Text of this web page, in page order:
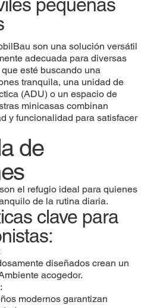
son una solución versátil
adecuada para diversas
esté buscando una
tranquila, una unidad de
(ADU) o un espacio de
minicasas combinan
y funcionalidad para satisfacer
de
el refugio ideal para quienes
de la rutina diaria.
clave para
diseñados crean un
acogedor.
modernos garantizan
pequeñas